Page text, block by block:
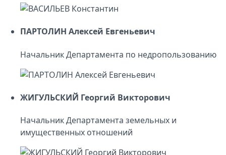
ПАРТОЛИН Алексей Евгеньевич
Начальник Департамента по недропользованию
ЖИГУЛЬСКИЙ Георгий Викторович
Начальник Департамента земельных и
имущественных отношений